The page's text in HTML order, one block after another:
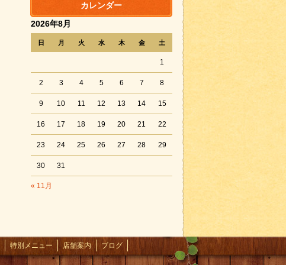
カレンダー
2026年8月
日 月 火 水 木 金 土
« 11月
1
2 3 4 5 6 7 8
9 10 11 12 13 14 15
16 17 18 19 20 21 22
23 24 25 26 27 28 29
30 31
特別メニュー 店舗案内 ブログ